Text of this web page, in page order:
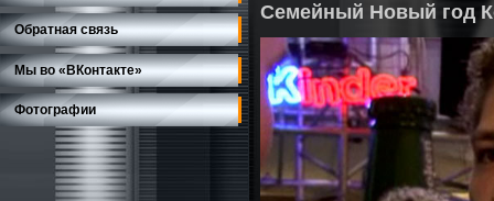
Обратная связь
Мы во «ВКонтакте»
Фотографии
Семейный Новый год